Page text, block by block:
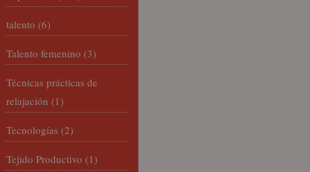
talento (6)
Talento femenino (3)
Técnicas prácticas de
relajación (1)
Tecnologías (2)
Tejido Productivo (1)